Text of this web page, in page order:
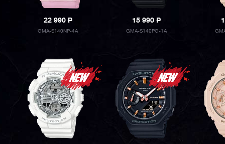
22 990P
GMA-S140NP-4A
15 990P
GMA-S140PG-1A